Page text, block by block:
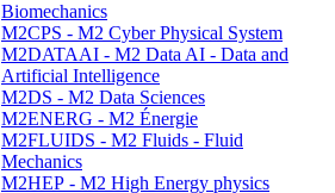
Biomechanics
M2CPS - M2 Cyber Physical System
M2DATAAI - M2 Data AI - Data and
Artificial Intelligence
M2DS - M2 Data Sciences
M2ENERG - M2 Énergie
M2FLUIDS - M2 Fluids - Fluid
Mechanics
M2HEP - M2 High Energy physics